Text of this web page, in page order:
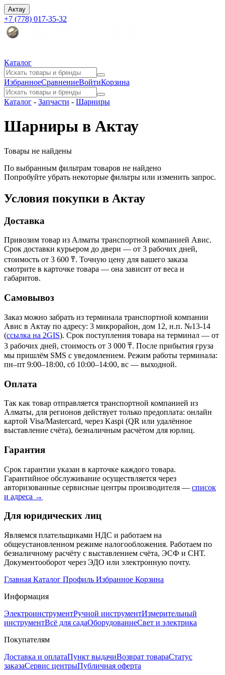
Актау
+7 (778) 017-35-32
Каталог
ИзбранноеСравнениеВойтиКорзина
Каталог - Запчасти - Шарниры
Шарниры в Актау
Товары не найдены
По выбранным фильтрам товаров не найдено
Попробуйте убрать некоторые фильтры или изменить запрос.
Условия покупки в Актау
Доставка
Привозим товар из Алматы транспортной компанией Авис.
Срок доставки курьером до двери — от 3 рабочих дней,
стоимость от 3 600 ₸. Точную цену для вашего заказа
смотрите в карточке товара — она зависит от веса и
габаритов.
Самовывоз
Заказ можно забрать из терминала транспортной компании
Авис в Актау по адресу: 3 микрорайон, дом 12, н.п. №13-14
(ссылка на 2GIS). Срок поступления товара на терминал — от
3 рабочих дней, стоимость от 3 000 ₸. После прибытия груза
мы пришлём SMS с уведомлением. Режим работы терминала:
пн–пт 9:00–18:00, сб 10:00–14:00, вс — выходной.
Оплата
Так как товар отправляется транспортной компанией из
Алматы, для регионов действует только предоплата: онлайн
картой Visa/Mastercard, через Kaspi (QR или удалённое
выставление счёта), безналичным расчётом для юрлиц.
Гарантия
Срок гарантии указан в карточке каждого товара.
Гарантийное обслуживание осуществляется через
авторизованные сервисные центры производителя — список
и адреса →
Для юридических лиц
Являемся плательщиками НДС и работаем на
общеустановленном режиме налогообложения. Работаем по
безналичному расчёту с выставлением счёта, ЭСФ и СНТ.
Документооборот через ЭДО или электронную почту.
Главная Каталог Профиль Избранное Корзина
Информация
ЭлектроинструментРучной инструментИзмерительный
инструментВсё для садаОборудованиеСвет и электрика
Покупателям
Доставка и оплатаПункт выдачиВозврат товараСтатус
заказаСервис центрыПубличная оферта